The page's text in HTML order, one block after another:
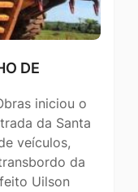
DE
iniciou o
da Santa
veículos,
da
Uilson